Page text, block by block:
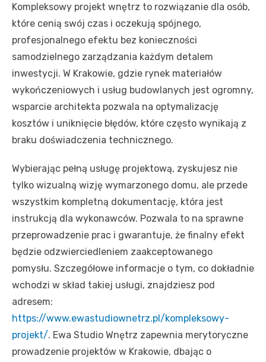
Kompleksowy projekt wnętrz to rozwiązanie dla osób,
które cenią swój czas i oczekują spójnego,
profesjonalnego efektu bez konieczności
samodzielnego zarządzania każdym detalem
inwestycji. W Krakowie, gdzie rynek materiałów
wykończeniowych i usług budowlanych jest ogromny,
wsparcie architekta pozwala na optymalizację
kosztów i uniknięcie błędów, które często wynikają z
braku doświadczenia technicznego.
Wybierając pełną usługę projektową, zyskujesz nie
tylko wizualną wizję wymarzonego domu, ale przede
wszystkim kompletną dokumentację, która jest
instrukcją dla wykonawców. Pozwala to na sprawne
przeprowadzenie prac i gwarantuje, że finalny efekt
będzie odzwierciedleniem zaakceptowanego
pomysłu. Szczegółowe informacje o tym, co dokładnie
wchodzi w skład takiej usługi, znajdziesz pod
adresem:
https://www.ewastudiownetrz.pl/kompleksowy-
projekt/. Ewa Studio Wnętrz zapewnia merytoryczne
prowadzenie projektów w Krakowie, dbając o